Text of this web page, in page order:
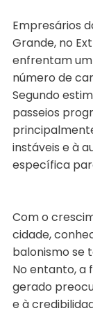
Empresários
Grande, no
enfrentam
número de
Segundo
passeios
instáveis e à
específica
Com o
cidade,
balonismo se
No entanto, a
gerado
e à